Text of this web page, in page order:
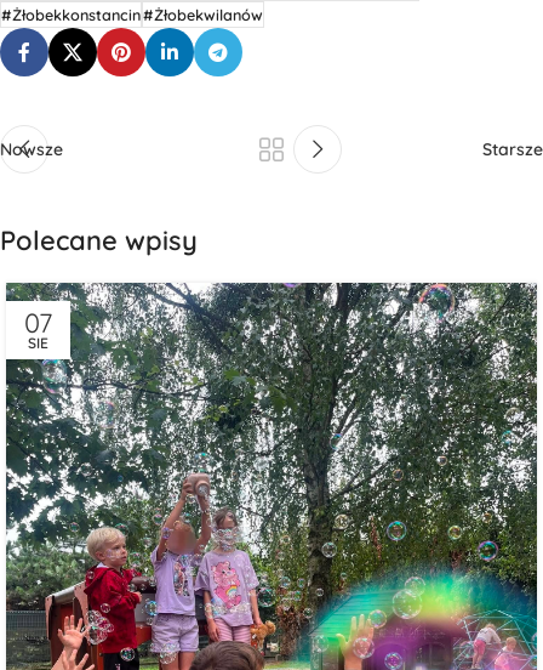
#Żłobekkonstancin#Żłobekwilanów
Nowsze Starsze
Polecane wpisy
07
SIE